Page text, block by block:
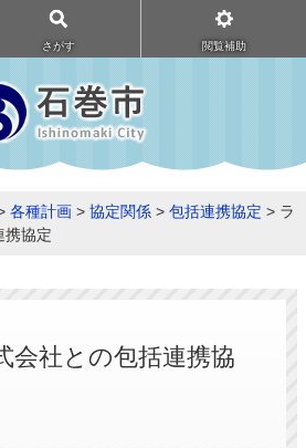
さがす 閲覧補助
各種計画 > 協定関係 > 包括連携協定 > ラ
携協定
会社との包括連携協